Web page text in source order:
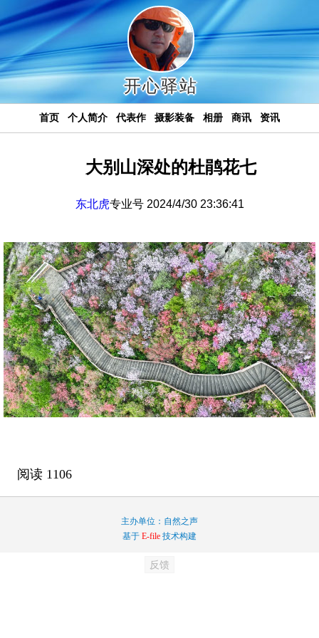
开心驿站
首页 个人简介 代表作 摄影装备 相册 商讯 资讯
大别山深处的杜鹃花七
东北虎专业号 2024/4/30 23:36:41
阅读 1106
主办单位：自然之声
基于 E-file 技术构建
反馈